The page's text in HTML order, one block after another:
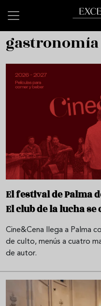
El festival de Palma
El club de la lucha
Cine&Cena llega a Palma
de culto, menús a cuatro
de autor.